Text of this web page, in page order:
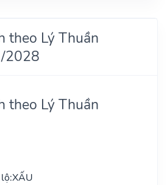
theo Lý Thuần
2028
theo Lý Thuần
XẤU